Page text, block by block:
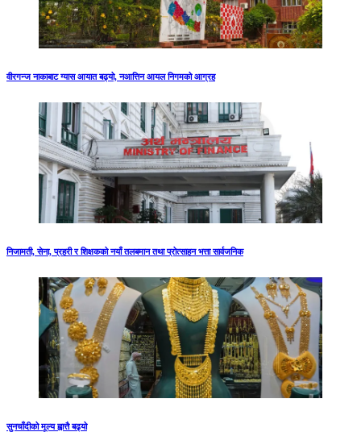
वीरगन्ज नाकाबाट ग्यास आयात बढ्यो, नआत्तिन आयल निगमको आग्रह
निजामती, सेना, प्रहरी र शिक्षकको नयाँ तलबमान तथा प्रोत्साहन भत्ता सार्वजनिक
सुनचाँदीको मूल्य ह्वात्तै बढ्यो